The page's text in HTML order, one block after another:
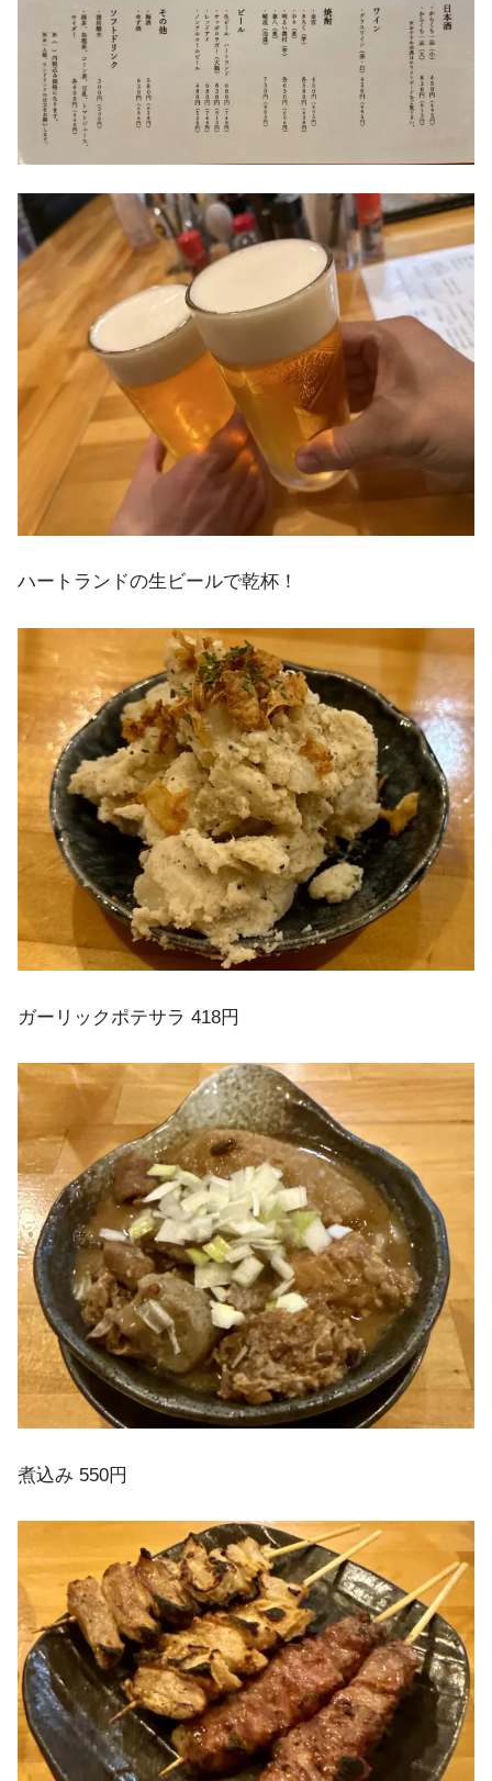
ハートランドの生ビールで乾杯！
ガーリックポテサラ 418円
煮込み 550円